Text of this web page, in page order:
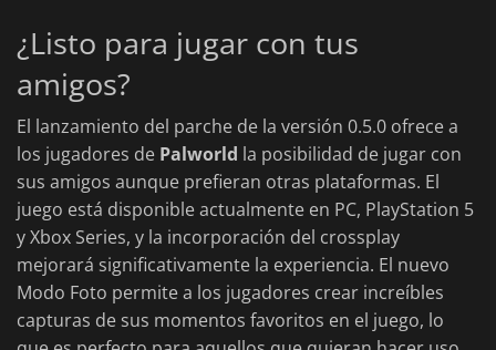
¿Listo para jugar con tus
amigos?
El lanzamiento del parche de la versión 0.5.0 ofrece a
los jugadores de Palworld la posibilidad de jugar con
sus amigos aunque prefieran otras plataformas. El
juego está disponible actualmente en PC, PlayStation 5
y Xbox Series, y la incorporación del crossplay
mejorará significativamente la experiencia. El nuevo
Modo Foto permite a los jugadores crear increíbles
capturas de sus momentos favoritos en el juego, lo